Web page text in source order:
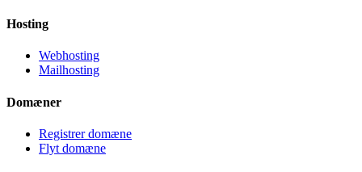
Hosting
Webhosting
Mailhosting
Domæner
Registrer domæne
Flyt domæne